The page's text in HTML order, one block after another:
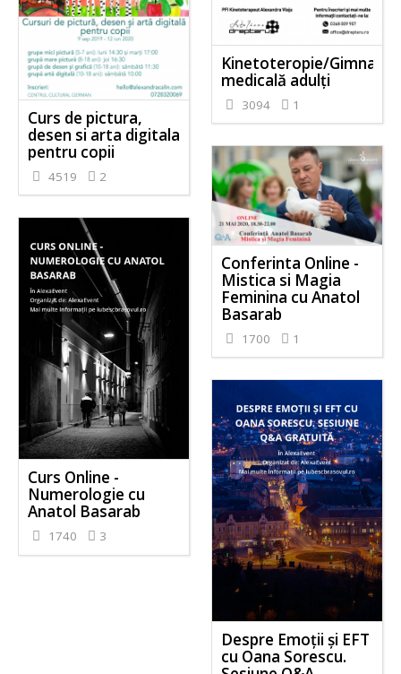
Kinetoteropie/
medicală adulți
3094 1
Curs de pictura,
desen si arta digitala
pentru copii
4519 2
Conferinta Online -
Mistica si Magia
Feminina cu Anatol
Basarab
1700 1
Curs Online -
Numerologie cu
Anatol Basarab
1740 3
Despre Emoții și EFT
cu Oana Sorescu.